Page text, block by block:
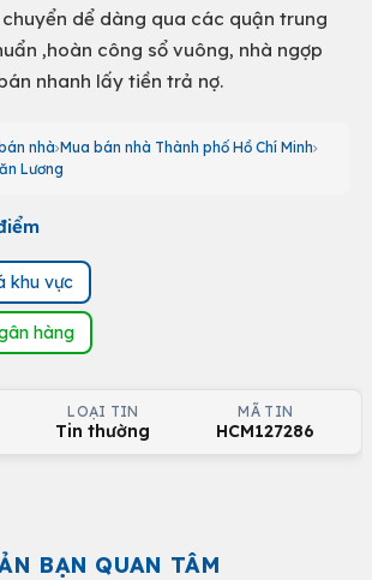
dể dàng qua các quận trung
,hoàn công sổ vuông, nhà ngợp
nhanh lấy tiền trả nợ.
nhà Mua bán nhà Thành phố Hồ Chí Minh
Lương
khu vực
hàng
LOẠI TIN
Tin thường
MÃ TIN
HCM127286
BẠN QUAN TÂM